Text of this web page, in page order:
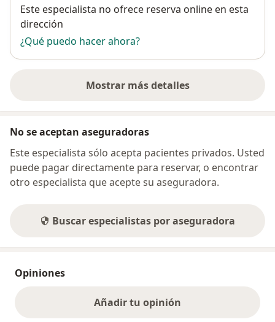
Disponibilidad
Este especialista no ofrece reserva online en esta
dirección
¿Qué puedo hacer ahora?
Mostrar más detalles
sobre la dirección
No se aceptan aseguradoras
Este especialista sólo acepta pacientes privados. Usted
puede pagar directamente para reservar, o encontrar
otro especialista que acepte su aseguradora.
Buscar especialistas por aseguradora
Opiniones
Añadir tu opinión